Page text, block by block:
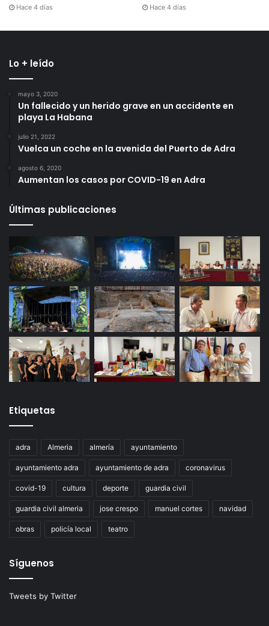
Hace 4 días Hace 4 días
Lo + leído
mayo 3, 2020
Un fallecido y un herido grave en un accidente en
playa La Habana
julio 21, 2022
Vuelca un coche en la avenida del Puerto de Adra
agosto 6, 2020
Aumentan los casos por COVID-19 en Adra
Últimas publicaciones
Etiquetas
adra Almeria almería ayuntamiento
ayuntamiento adra ayuntamiento de adra coronavirus
covid-19 cultura deporte guardia civil
guardia civil almeria jose crespo manuel cortes navidad
obras policía local teatro
Síguenos
Tweets by Twitter